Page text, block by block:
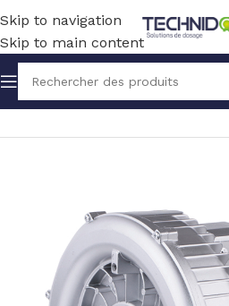
Skip to navigation
Skip to main content
Accueil BLOWERS POMPE A